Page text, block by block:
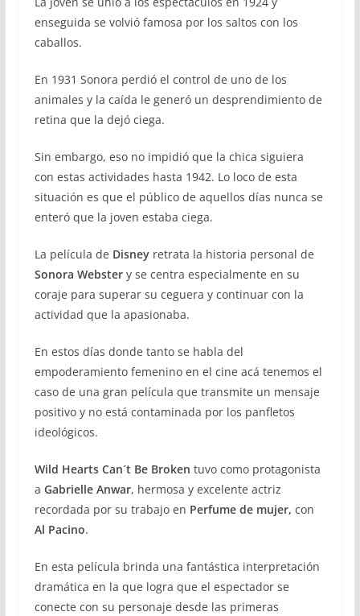
enseguida se volvió famosa por los saltos con los
caballos.
En 1931 Sonora perdió el control de uno de los
animales y la caída le generó un desprendimiento de
retina que la dejó ciega.
Sin embargo, eso no impidió que la chica siguiera
con estas actividades hasta 1942. Lo loco de esta
situación es que el público de aquellos días nunca se
enteró que la joven estaba ciega.
La película de Disneyretrata la historia personal de
Sonora Webstery se centra especialmente en su
coraje para superar su ceguera y continuar con la
actividad que la apasionaba.
En estos días donde tanto se habla del
empoderamiento femenino en el cine acá tenemos el
caso de una gran película que transmite un mensaje
positivo y no está contaminada por los panfletos
ideológicos.
Wild Hearts Can´t Be Broken tuvo como protagonista
a Gabrielle Anwar, hermosa y excelente actriz
recordada por su trabajo en Perfume de mujer, con
Al Pacino.
En esta película brinda una fantástica interpretación
dramática en la que logra que el espectador se
conecte con su personaje desde las primeras